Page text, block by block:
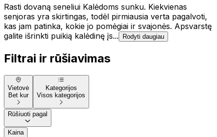
Rasti dovaną seneliui Kalėdoms sunku. Kiekvienas
senjoras yra skirtingas, todėl pirmiausia verta pagalvoti,
kas jam patinka, kokie jo pomėgiai ir svajonės. Apsvarstę
galite išrinkti puikią kalėdinę įs...
Rodyti daugiau
Filtrai ir rūšiavimas
Vietovė
Bet kur
Kategorijos
Visos kategorijos
Rūšiuoti pagal
Kaina